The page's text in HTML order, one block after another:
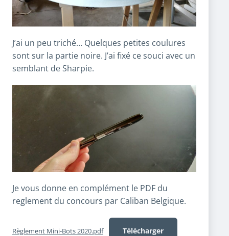
J’ai un peu triché… Quelques petites coulures
sont sur la partie noire. J’ai fixé ce souci avec un
semblant de Sharpie.
Je vous donne en complément le PDF du
reglement du concours par Caliban Belgique.
Règlement Mini-Bots 2020.pdf Télécharger